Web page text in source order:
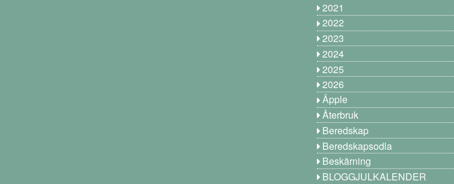
2021
2022
2023
2024
2025
2026
Äpple
Återbruk
Beredskap
Beredskapsodla
Beskärning
BLOGGJULKALENDER